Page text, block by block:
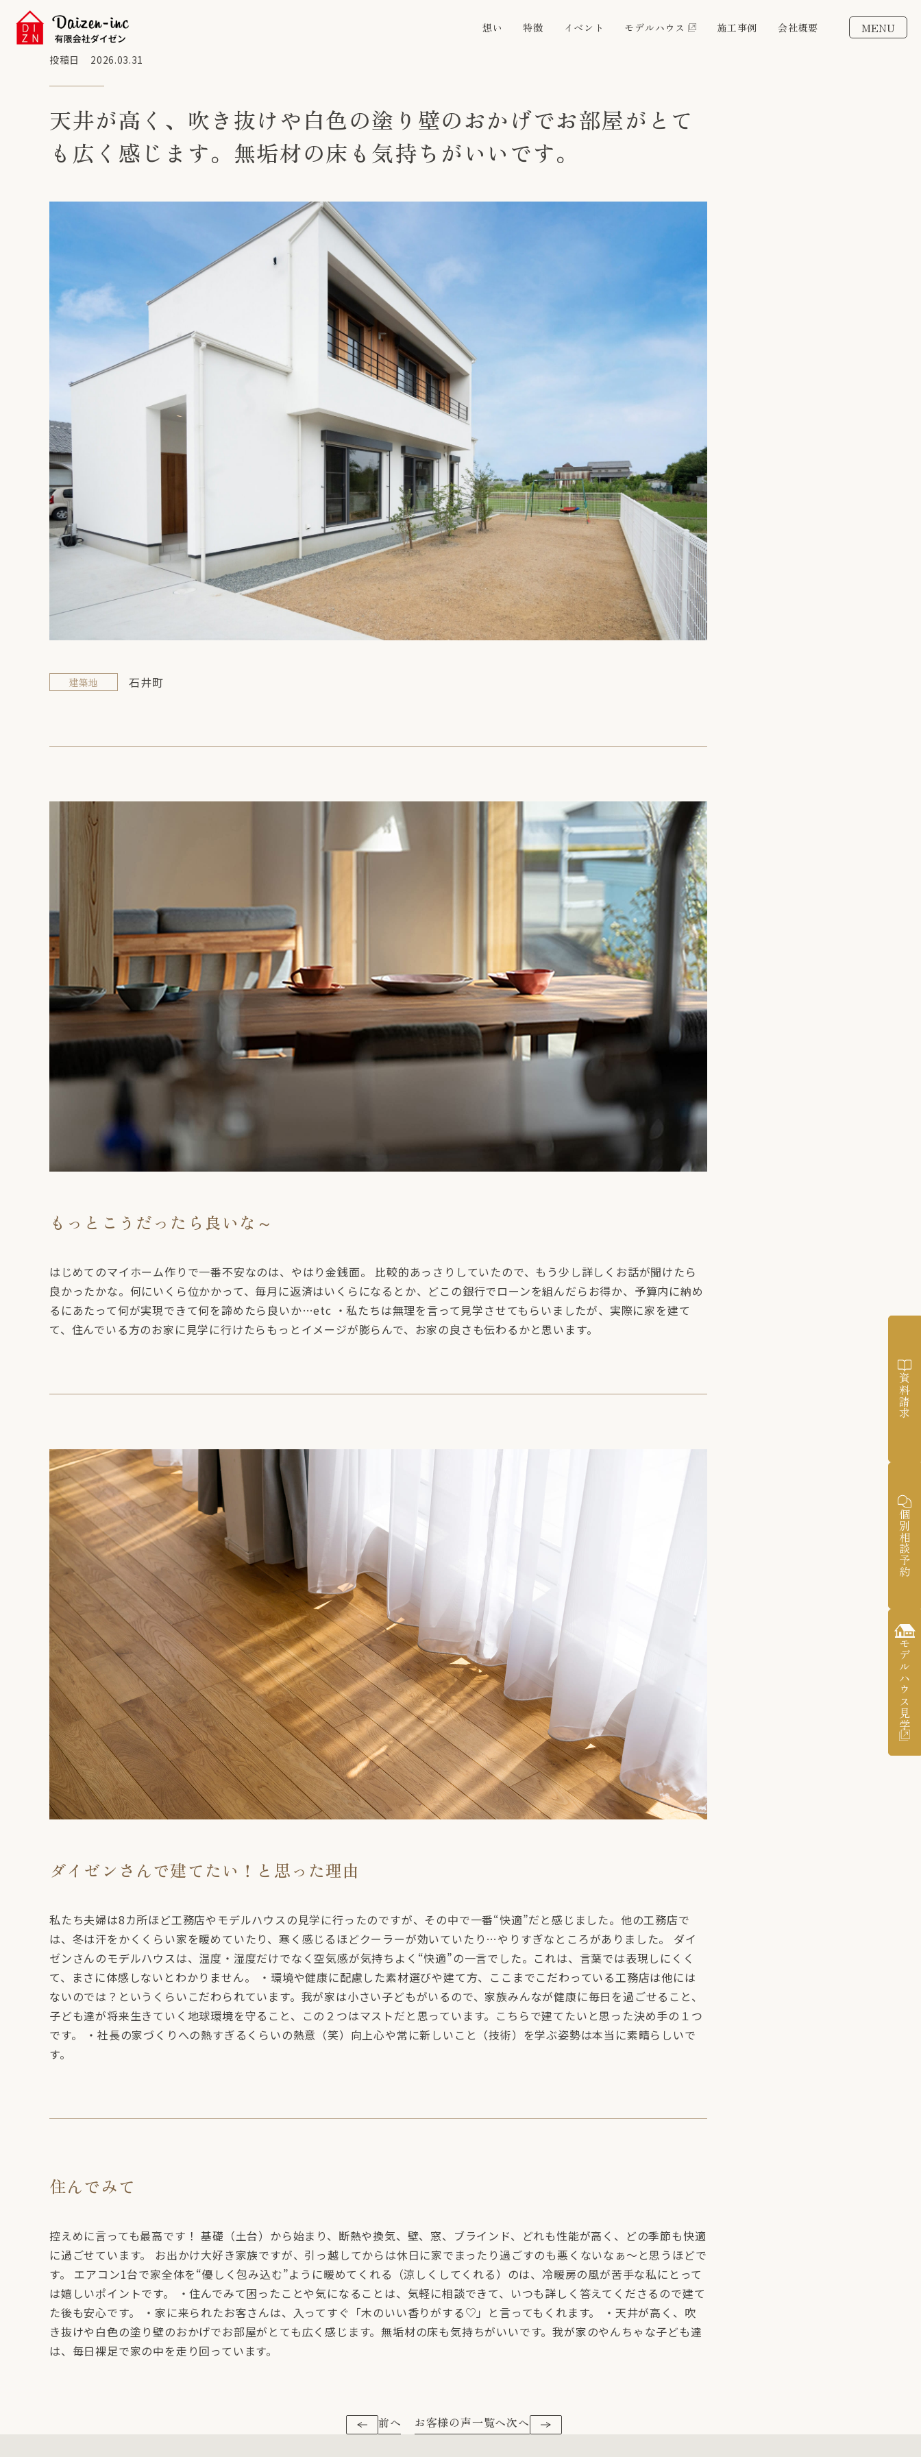
想い 特徴 イベント モデルハウス 施工事例 会社概要 MENU
資料請求
個別相談予約
モデルハウス見学
投稿日 2026.03.31
天井が高く、吹き抜けや白色の塗り壁のおかげでお部屋がとて
も広く感じます。無垢材の床も気持ちがいいです。
建築地 石井町
もっとこうだったら良いな～
はじめてのマイホーム作りで一番不安なのは、やはり金銭面。 比較的あっさりしていたので、もう少し詳しくお話が聞けたら
良かったかな。何にいくら位かかって、毎月に返済はいくらになるとか、どこの銀行でローンを組んだらお得か、予算内に納め
るにあたって何が実現できて何を諦めたら良いか…etc ・私たちは無理を言って見学させてもらいましたが、実際に家を建て
て、住んでいる方のお家に見学に行けたらもっとイメージが膨らんで、お家の良さも伝わるかと思います。
ダイゼンさんで建てたい！と思った理由
私たち夫婦は8カ所ほど工務店やモデルハウスの見学に行ったのですが、その中で一番“快適”だと感じました。他の工務店で
は、冬は汗をかくくらい家を暖めていたり、寒く感じるほどクーラーが効いていたり…やりすぎなところがありました。 ダイ
ゼンさんのモデルハウスは、温度・湿度だけでなく空気感が気持ちよく“快適”の一言でした。これは、言葉では表現しにくく
て、まさに体感しないとわかりません。 ・環境や健康に配慮した素材選びや建て方、ここまでこだわっている工務店は他には
ないのでは？というくらいこだわられています。我が家は小さい子どもがいるので、家族みんなが健康に毎日を過ごせること、
子ども達が将来生きていく地球環境を守ること、この２つはマストだと思っています。こちらで建てたいと思った決め手の１つ
です。 ・社長の家づくりへの熱すぎるくらいの熱意（笑）向上心や常に新しいこと（技術）を学ぶ姿勢は本当に素晴らしいで
す。
住んでみて
控えめに言っても最高です！ 基礎（土台）から始まり、断熱や換気、壁、窓、ブラインド、どれも性能が高く、どの季節も快適
に過ごせています。 お出かけ大好き家族ですが、引っ越してからは休日に家でまったり過ごすのも悪くないなぁ～と思うほどで
す。 エアコン1台で家全体を“優しく包み込む”ように暖めてくれる（涼しくしてくれる）のは、冷暖房の風が苦手な私にとって
は嬉しいポイントです。 ・住んでみて困ったことや気になることは、気軽に相談できて、いつも詳しく答えてくださるので建て
た後も安心です。 ・家に来られたお客さんは、入ってすぐ「木のいい香りがする♡」と言ってもくれます。 ・天井が高く、吹
き抜けや白色の塗り壁のおかげでお部屋がとても広く感じます。無垢材の床も気持ちがいいです。我が家のやんちゃな子ども達
は、毎日裸足で家の中を走り回っています。
前へ お客様の声一覧へ次へ